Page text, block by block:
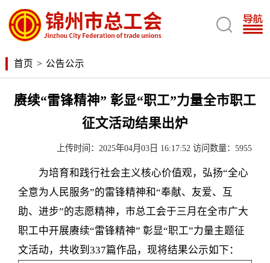

首页 > 公告公示
赓续“雷锋精神” 彰显“职工”力量全市职工
征文活动结果出炉
上传时间：2025年04月03日 16:17:52 访问数量：5955
为培育和践行社会主义核心价值观，弘扬“全心
全意为人民服务”的雷锋精神和“奉献、友爱、互
助、进步”的志愿精神，市总工会于三月在全市广大
职工中开展赓续“雷锋精神” 彰显“职工”力量主题征
文活动，共收到337篇作品，现将结果公示如下：